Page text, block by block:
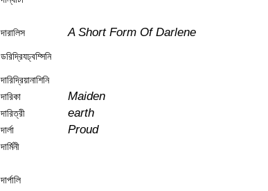
দারালিস
A Short Form Of Darlene
ডরিদ্রিযঢ্বম্সিনি
দারিদ্রিয়ানাশিনি
দারিকা
Maiden
দারিত্রী
earth
দার্লা
Proud
দার্মিনী
দার্পালি